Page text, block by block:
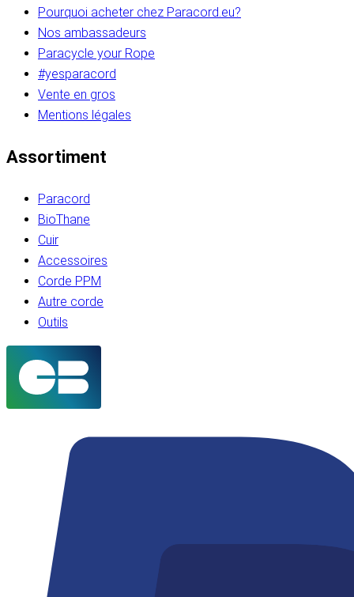
Pourquoi acheter chez Paracord.eu?
Nos ambassadeurs
Paracycle your Rope
#yesparacord
Vente en gros
Mentions légales
Assortiment
Paracord
BioThane
Cuir
Accessoires
Corde PPM
Autre corde
Outils